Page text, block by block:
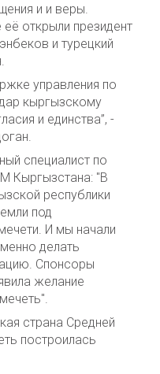
и и веры.
открыли президент
и турецкий
управления по
кыргызскому
и единства”, -
специалист по
Кыргызстана: "В
республики
под
И мы начали
делать
Спонсоры
желание
страна Средней
построилась